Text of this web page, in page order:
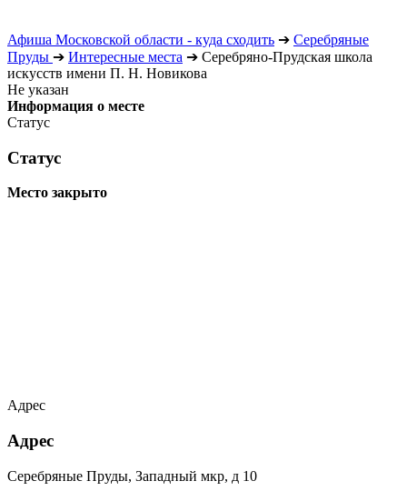
Афиша Московской области - куда сходить ➔ Серебряные
Пруды ➔ Интересные места ➔ Серебряно-Прудская школа
искусств имени П. Н. Новикова
Не указан
Информация о месте
Статус
Статус
Место закрыто
Адрес
Адрес
Серебряные Пруды, Западный мкр, д 10